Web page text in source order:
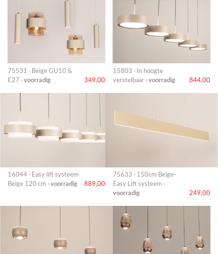
75531 · Beige GU10 &
E27 · voorradig 349,00
15803 · In hoogte
verstelbaar · voorradig 844,00
16044 · Easy lift systeem
Beige 120 cm · voorradig 889,00
75633 · 150cm Beige-
Easy Lift systeem ·
voorradig
249,00